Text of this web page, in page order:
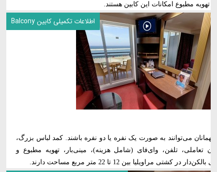
مطبوع امکانات این کابین هستند.
می‌توانند به صورت یک نفره یا دو نفره باشند. کمد لباس بزرگ،
تعاملی، تلفن، وای‌فای (شامل هزینه)، مینی‌بار، تهویه مطبوع و
مراویلیا بین 12 تا 22 متر مربع مساحت دارند.
اطلاعات تکمیلی کابین Balcony